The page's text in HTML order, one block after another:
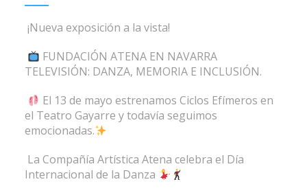
¡Nueva exposición a la vista!
FUNDACIÓN ATENA EN NAVARRA
TELEVISIÓN: DANZA, MEMORIA E INCLUSIÓN.
El 13 de mayo estrenamos Ciclos Efímeros en
el Teatro Gayarre y todavía seguimos
emocionadas.
La Compañía Artística Atena celebra el Día
Internacional de la Danza